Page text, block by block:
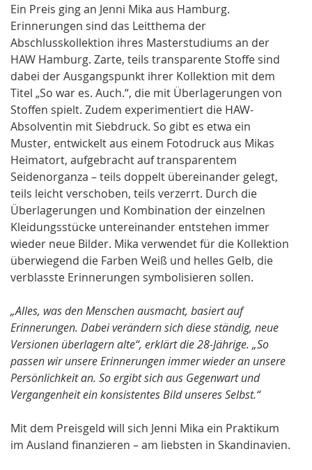
Ein Preis ging an Jenni Mika aus Hamburg.
Erinnerungen sind das Leitthema der
Abschlusskollektion ihres Masterstudiums an der
HAW Hamburg. Zarte, teils transparente Stoffe sind
dabei der Ausgangspunkt ihrer Kollektion mit dem
Titel „So war es. Auch.“, die mit Überlagerungen von
Stoffen spielt. Zudem experimentiert die HAW-
Absolventin mit Siebdruck. So gibt es etwa ein
Muster, entwickelt aus einem Fotodruck aus Mikas
Heimatort, aufgebracht auf transparentem
Seidenorganza – teils doppelt übereinander gelegt,
teils leicht verschoben, teils verzerrt. Durch die
Überlagerungen und Kombination der einzelnen
Kleidungsstücke untereinander entstehen immer
wieder neue Bilder. Mika verwendet für die Kollektion
überwiegend die Farben Weiß und helles Gelb, die
verblasste Erinnerungen symbolisieren sollen.
„Alles, was den Menschen ausmacht, basiert auf
Erinnerungen. Dabei verändern sich diese ständig, neue
Versionen überlagern alte“, erklärt die 28-Jährige. „So
passen wir unsere Erinnerungen immer wieder an unsere
Persönlichkeit an. So ergibt sich aus Gegenwart und
Vergangenheit ein konsistentes Bild unseres Selbst.“
Mit dem Preisgeld will sich Jenni Mika ein Praktikum
im Ausland finanzieren – am liebsten in Skandinavien.